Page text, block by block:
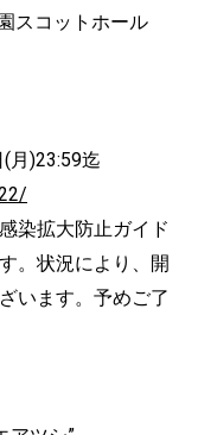
スコットホール
月)23:59迄
染拡大防止ガイド
す。状況により、開
います。 予めご了